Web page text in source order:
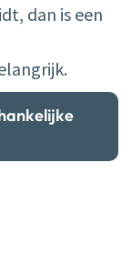
dan is een